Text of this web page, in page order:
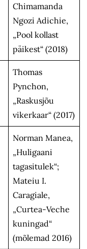
Chimamanda
Ngozi Adichie,
„Pool kollast
päikest“ (2018)
Thomas
Pynchon,
„Raskusjõu
vikerkaar“ (2017)
Norman Manea,
„Huligaani
tagasitulek“;
Mateiu I.
Caragiale,
„Curtea-Veche
kuningad“
(mõlemad 2016)